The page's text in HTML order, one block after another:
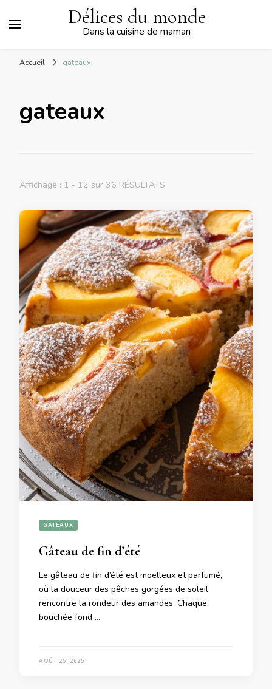
Délices du monde
Dans la cuisine de maman
Accueil gateaux
gateaux
Affichage : 1 - 12 sur 36 RÉSULTATS
GATEAUX
Gâteau de fin d’été
Le gâteau de fin d’été est moelleux et parfumé,
où la douceur des pêches gorgées de soleil
rencontre la rondeur des amandes. Chaque
bouchée fond …
AOÛT 25, 2025